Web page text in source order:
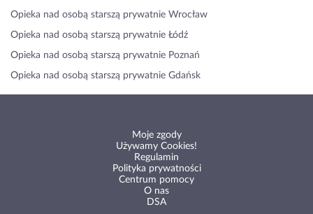
Opieka nad osobą starszą prywatnie Wrocław
Opieka nad osobą starszą prywatnie Łódź
Opieka nad osobą starszą prywatnie Poznań
Opieka nad osobą starszą prywatnie Gdańsk
Moje zgody
Używamy Cookies!
Regulamin
Polityka prywatności
Centrum pomocy
O nas
DSA